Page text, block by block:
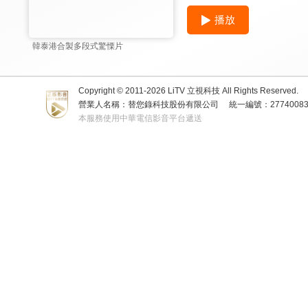
韓泰港合製多段式驚慄片
播放
Copyright © 2011-2026 LiTV 立視科技 All Rights Reserved.
營業人名稱：替您錄科技股份有限公司
統一編號：
本服務使用中華電信影音平台遞送